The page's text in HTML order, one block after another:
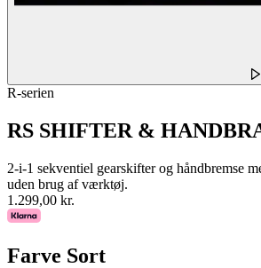
R-serien
RS SHIFTER &
2-i-1 sekventiel gearskifter og håndbremse
uden brug af værktøj.
1.299,00 kr.
Farve Sort